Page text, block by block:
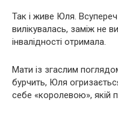
Так і живе Юля.
вилікувалась, заміж не
інвалідності отримала.
Мати із згаслим
бурчить, Юля
себе «королевою», якій